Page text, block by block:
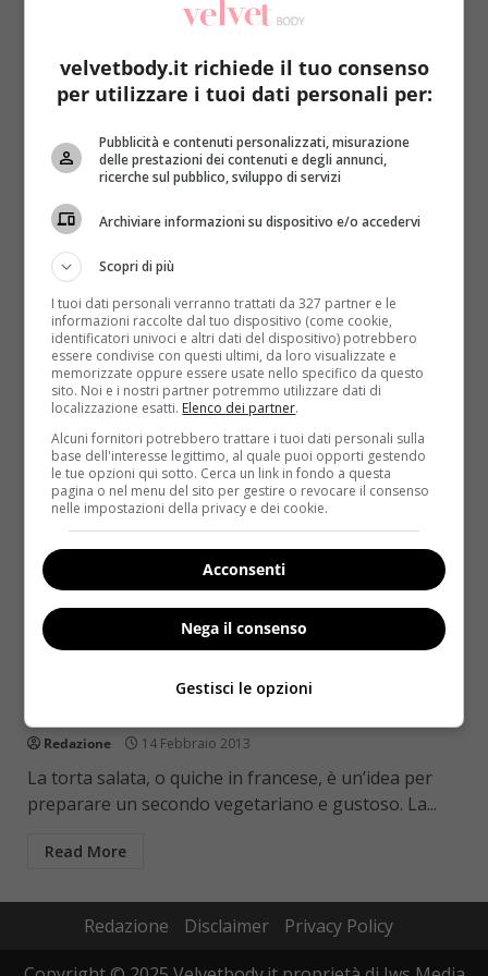
Ricette
Ricette gustose: come preparare una torta
Redazione 22 Settembre 2013
Ormai l’estate è finita e l’autunno porta con sé colori
caldi e confortanti: per questo anche alcuni...
Read More
Redazione 14 Febbraio 2013
La torta salata, o quiche in francese, è un’idea per
preparare un secondo vegetariano e gustoso. La...
Read More
Redazione Disclaimer
Privacy Policy
velvetbody.it richiede il tuo consenso
per utilizzare i tuoi dati personali per:
Pubblicità e contenuti personalizzati, misurazione
delle prestazioni dei contenuti e degli annunci,
ricerche sul pubblico, sviluppo di servizi
Archiviare informazioni su dispositivo e/o accedervi
Scopri di più
I tuoi dati personali verranno trattati da 327 partner e le
informazioni raccolte dal tuo dispositivo (come cookie,
identificatori univoci e altri dati del dispositivo) potrebbero
essere condivise con questi ultimi, da loro visualizzate e
memorizzate oppure essere usate nello specifico da questo
sito. Noi e i nostri partner potremmo utilizzare dati di
localizzazione esatti. Elenco dei partner.
Alcuni fornitori potrebbero trattare i tuoi dati personali sulla
base dell'interesse legittimo, al quale puoi opporti gestendo
le tue opzioni qui sotto. Cerca un link in fondo a questa
pagina o nel menu del sito per gestire o revocare il consenso
nelle impostazioni della privacy e dei cookie.
Acconsenti
Nega il consenso
Gestisci le opzioni